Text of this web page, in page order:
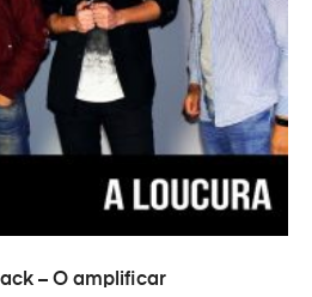
ADICIONAR
– O amplificar